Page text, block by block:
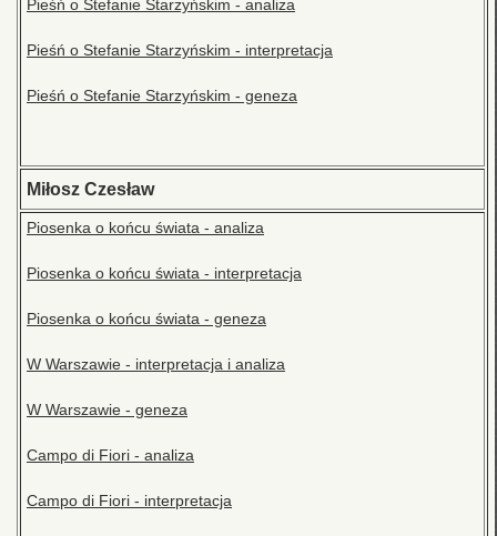
Pieśń o Stefanie Starzyńskim - analiza
Pieśń o Stefanie Starzyńskim - interpretacja
Pieśń o Stefanie Starzyńskim - geneza
Miłosz Czesław
Piosenka o końcu świata - analiza
Piosenka o końcu świata - interpretacja
Piosenka o końcu świata - geneza
W Warszawie - interpretacja i analiza
W Warszawie - geneza
Campo di Fiori - analiza
Campo di Fiori - interpretacja